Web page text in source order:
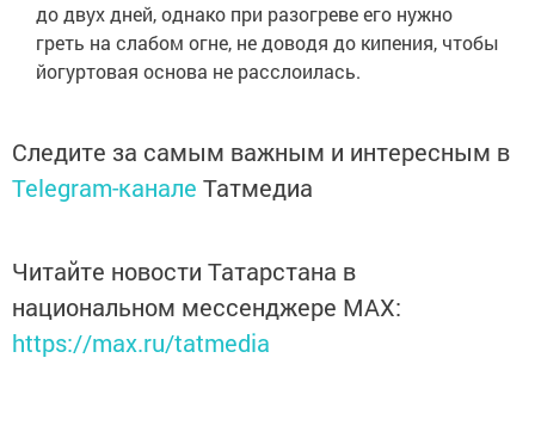
до двух дней, однако при разогреве его нужно
греть на слабом огне, не доводя до кипения, чтобы
йогуртовая основа не расслоилась.
Следите за самым важным и интересным в
Telegram-канале Татмедиа
Читайте новости Татарстана в
национальном мессенджере MАХ:
https://max.ru/tatmedia